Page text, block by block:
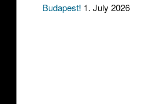
Budapest! 1. July 2026